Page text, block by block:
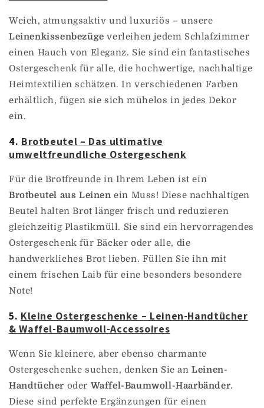
Weich, atmungsaktiv und luxuriös – unsere
Leinenkissenbezüge verleihen jedem Schlafzimmer
einen Hauch von Eleganz. Sie sind ein fantastisches
Ostergeschenk für alle, die hochwertige, nachhaltige
Heimtextilien schätzen. In verschiedenen Farben
erhältlich, fügen sie sich mühelos in jedes Dekor
ein.
4. Brotbeutel – Das ultimative
umweltfreundliche Ostergeschenk
Für die Brotfreunde in Ihrem Leben ist ein
Brotbeutel aus Leinen ein Muss! Diese nachhaltigen
Beutel halten Brot länger frisch und reduzieren
gleichzeitig Plastikmüll. Sie sind ein hervorragendes
Ostergeschenk für Bäcker oder alle, die
handwerkliches Brot lieben. Füllen Sie ihn mit
einem frischen Laib für eine besonders besondere
Note!
5. Kleine Ostergeschenke – Leinen-Handtücher
& Waffel-Baumwoll-Accessoires
Wenn Sie kleinere, aber ebenso charmante
Ostergeschenke suchen, denken Sie anLeinen-
Handtücher oderWaffel-Baumwoll-Haarbänder.
Diese sind perfekte Ergänzungen für einen